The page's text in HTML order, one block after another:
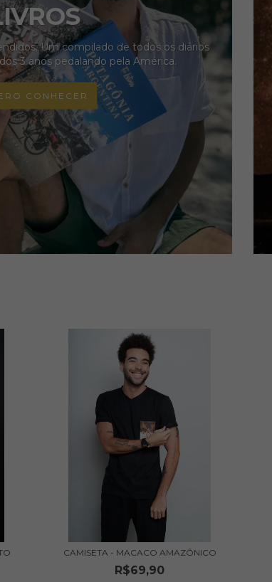
Um compilado de todos os diários
3 anos pedalando pela América.
CONHECER
CAMISETA - MACACO AMAZÔNICO
R$69,90